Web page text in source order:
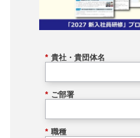
* 貴社・貴団体名
* ご部署
* 職種